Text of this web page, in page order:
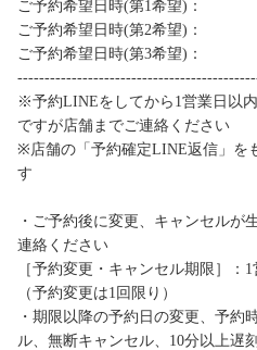
ご予約希望日時(第1希望)：
ご予約希望日時(第2希望)：
ご予約希望日時(第3希望)：
※予約LINEをしてから1営業日以
ですが店舗までご連絡ください
※店舗の「予約確定LINE返信」を
す
・ご予約後に変更、キャンセルが
連絡ください
［予約変更・キャンセル期限］：
（予約変更は1回限り）
・期限以降の予約日の変更、予約
ル、無断キャンセル、10分以上遅